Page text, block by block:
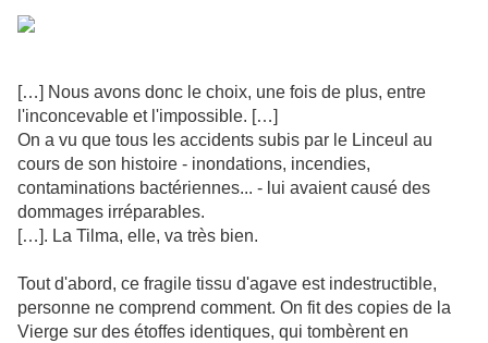
[…] Nous avons donc le choix, une fois de plus, entre
l'inconcevable et l'impossible. […]
On a vu que tous les accidents subis par le Linceul au
cours de son histoire - inondations, incendies,
contaminations bactériennes... - lui avaient causé des
dommages irréparables.
[…]. La Tilma, elle, va très bien.
Tout d'abord, ce fragile tissu d'agave est indestructible,
personne ne comprend comment. On fit des copies de la
Vierge sur des étoffes identiques, qui tombèrent en